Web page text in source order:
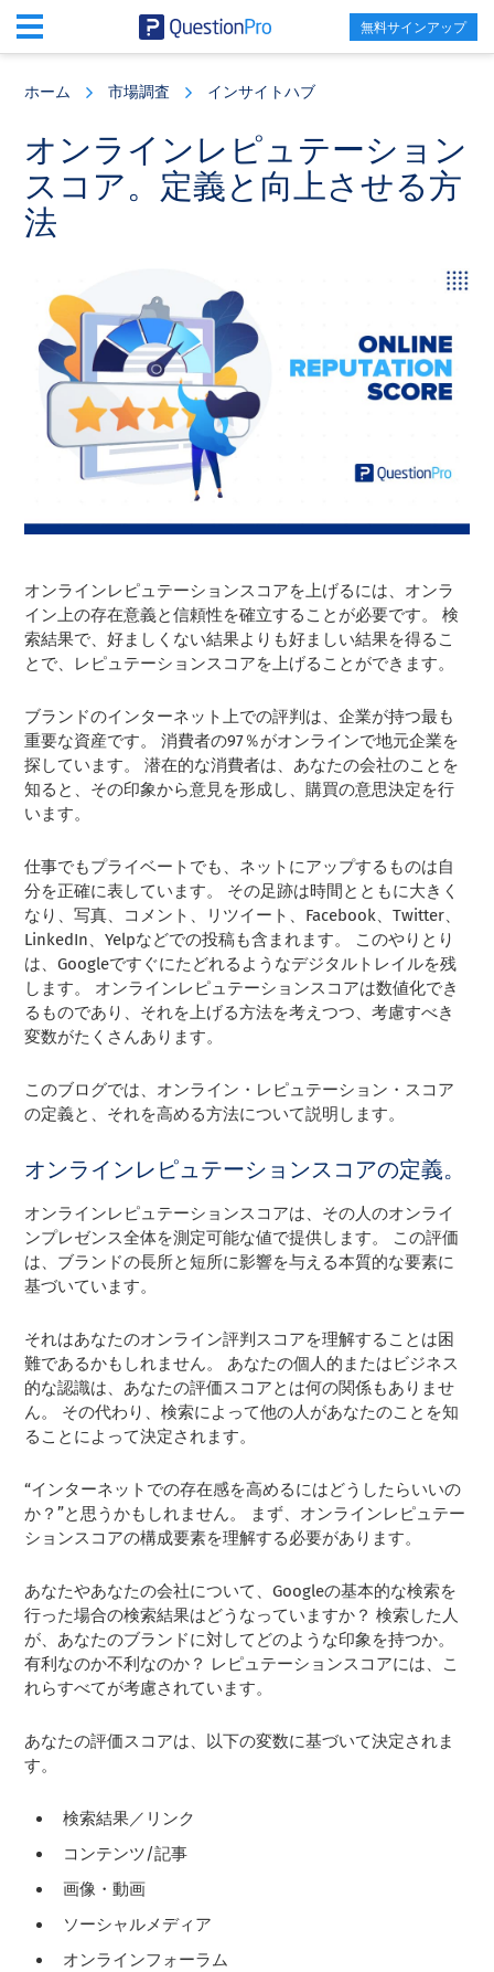
content
sidebar
無料サインアップ
ホーム 市場調査 インサイトハブ
オンラインレピュテーション
スコア。定義と向上させる方
法
オンラインレピュテーションスコアを上げるには、オンラ
イン上の存在意義と信頼性を確立することが必要です。 検
索結果で、好ましくない結果よりも好ましい結果を得るこ
とで、レピュテーションスコアを上げることができます。
ブランドのインターネット上での評判は、企業が持つ最も
重要な資産です。 消費者の97％がオンラインで地元企業を
探しています。 潜在的な消費者は、あなたの会社のことを
知ると、その印象から意見を形成し、購買の意思決定を行
います。
仕事でもプライベートでも、ネットにアップするものは自
分を正確に表しています。 その足跡は時間とともに大きく
なり、写真、コメント、リツイート、Facebook、Twitter、
LinkedIn、Yelpなどでの投稿も含まれます。 このやりとり
は、Googleですぐにたどれるようなデジタルトレイルを残
します。 オンラインレピュテーションスコアは数値化でき
るものであり、それを上げる方法を考えつつ、考慮すべき
変数がたくさんあります。
このブログでは、オンライン・レピュテーション・スコア
の定義と、それを高める方法について説明します。
オンラインレピュテーションスコアの定義。
オンラインレピュテーションスコアは、その人のオンライ
ンプレゼンス全体を測定可能な値で提供します。 この評価
は、ブランドの長所と短所に影響を与える本質的な要素に
基づいています。
それはあなたのオンライン評判スコアを理解することは困
難であるかもしれません。 あなたの個人的またはビジネス
的な認識は、あなたの評価スコアとは何の関係もありませ
ん。 その代わり、検索によって他の人があなたのことを知
ることによって決定されます。
“インターネットでの存在感を高めるにはどうしたらいいの
か？”と思うかもしれません。 まず、オンラインレピュテー
ションスコアの構成要素を理解する必要があります。
あなたやあなたの会社について、Googleの基本的な検索を
行った場合の検索結果はどうなっていますか？ 検索した人
が、あなたのブランドに対してどのような印象を持つか。
有利なのか不利なのか？ レピュテーションスコアには、こ
れらすべてが考慮されています。
あなたの評価スコアは、以下の変数に基づいて決定されま
す。
検索結果／リンク
コンテンツ/記事
画像・動画
ソーシャルメディア
オンラインフォーラム